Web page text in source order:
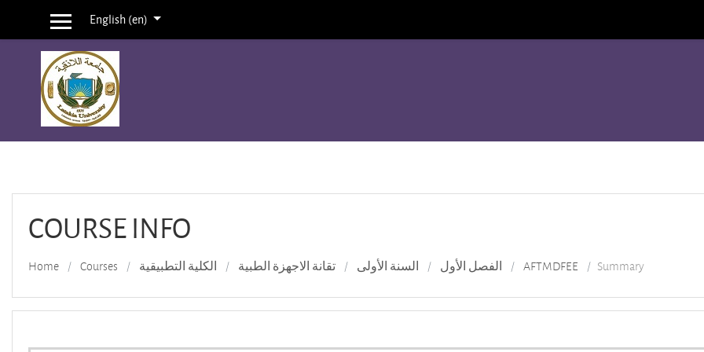
Skip to main content
Side panelEnglish ‎(en)‎
COURSE INFO
Home Courses الكلية التطبيقية تقانة الاجهزة الطبية السنة الأولى الفصل الأول AFTMDFEE Summary